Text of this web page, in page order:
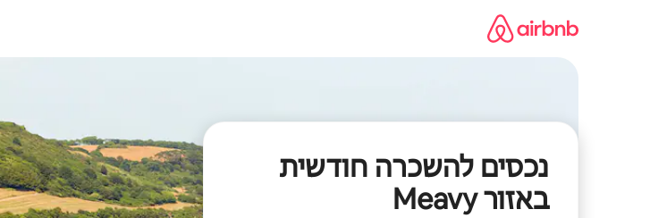
נכסים להשכרה חודשית
באזור Meavy